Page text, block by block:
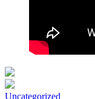
Uncategorized